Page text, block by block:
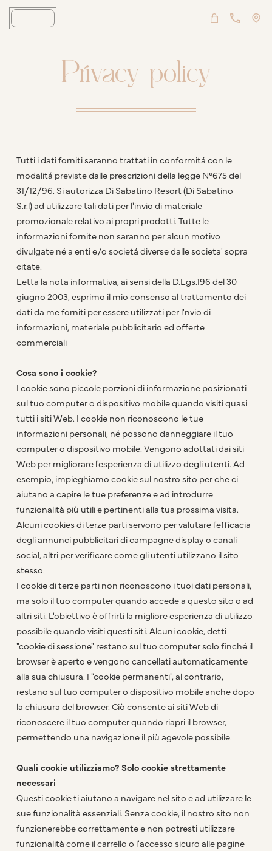
Privacy policy
Tutti i dati forniti saranno trattati in conformitá con le
modalitá previste dalle prescrizioni della legge N°675 del
31/12/96. Si autorizza Di Sabatino Resort (Di Sabatino
S.r.l) ad utilizzare tali dati per l'invio di materiale
promozionale relativo ai propri prodotti. Tutte le
informazioni fornite non saranno per alcun motivo
divulgate né a enti e/o societá diverse dalle societa' sopra
citate.
Letta la nota informativa, ai sensi della D.Lgs.196 del 30
giugno 2003, esprimo il mio consenso al trattamento dei
dati da me forniti per essere utilizzati per l'nvio di
informazioni, materiale pubblicitario ed offerte
commerciali
Cosa sono i cookie?
I cookie sono piccole porzioni di informazione posizionati
sul tuo computer o dispositivo mobile quando visiti quasi
tutti i siti Web. I cookie non riconoscono le tue
informazioni personali, né possono danneggiare il tuo
computer o dispositivo mobile. Vengono adottati dai siti
Web per migliorare l'esperienza di utilizzo degli utenti. Ad
esempio, impieghiamo cookie sul nostro sito per che ci
aiutano a capire le tue preferenze e ad introdurre
funzionalità più utili e pertinenti alla tua prossima visita.
Alcuni cookies di terze parti servono per valutare l'efficacia
degli annunci pubblicitari di campagne display o canali
social, altri per verificare come gli utenti utilizzano il sito
stesso.
I cookie di terze parti non riconoscono i tuoi dati personali,
ma solo il tuo computer quando accede a questo sito o ad
altri siti. L'obiettivo è offrirti la migliore esperienza di utilizzo
possibile quando visiti questi siti. Alcuni cookie, detti
"cookie di sessione" restano sul tuo computer solo finché il
browser è aperto e vengono cancellati automaticamente
alla sua chiusura. I "cookie permanenti", al contrario,
restano sul tuo computer o dispositivo mobile anche dopo
la chiusura del browser. Ciò consente ai siti Web di
riconoscere il tuo computer quando riapri il browser,
permettendo una navigazione il più agevole possibile.
Quali cookie utilizziamo? Solo cookie strettamente
necessari
Questi cookie ti aiutano a navigare nel sito e ad utilizzare le
sue funzionalità essenziali. Senza cookie, il nostro sito non
funzionerebbe correttamente e non potresti utilizzare
funzionalità come il carrello o l'accesso sicuro alle pagine